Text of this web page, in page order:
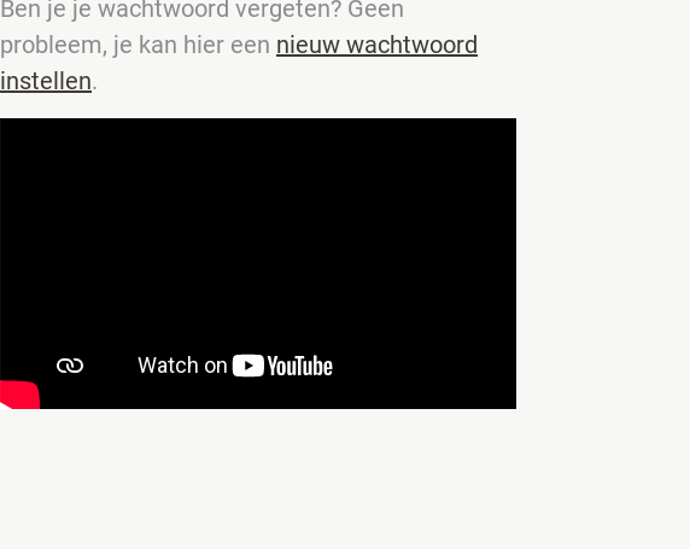
Ben je je wachtwoord vergeten? Geen
probleem, je kan hier een nieuw wachtwoord
instellen.